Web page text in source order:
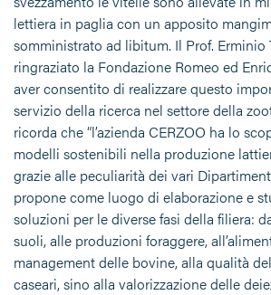
lettiera in paglia con un apposito
somministrato ad libitum. Il Prof. Erminio
ringraziato la Fondazione Romeo ed
aver consentito di realizzare questo
servizio della ricerca nel settore della
ricorda che “l’azienda CERZOO ha lo
modelli sostenibili nella produzione
grazie alle peculiarità dei vari
propone come luogo di elaborazione e
soluzioni per le diverse fasi della filiera:
suoli, alle produzioni foraggere,
management delle bovine, alla qualità
caseari, sino alla valorizzazione delle